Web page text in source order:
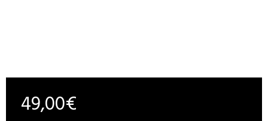
49,00€